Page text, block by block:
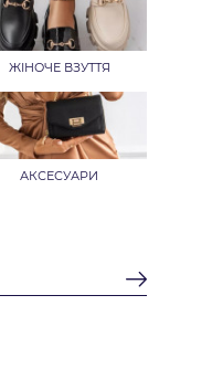
ЖІНОЧЕ ВЗУТТЯ
АКСЕСУАРИ